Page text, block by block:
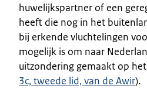
huwelijkspartner of een
heeft die nog in het
bij erkende vluchtelingen
mogelijk is om naar
uitzondering gemaakt op
3c, tweede lid, van de Awir).